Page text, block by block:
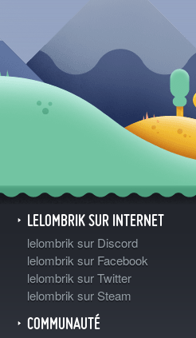
LELOMBRIK SUR INTERNET
lelombrik sur Discord
lelombrik sur Facebook
lelombrik sur Twitter
lelombrik sur Steam
COMMUNAUTÉ